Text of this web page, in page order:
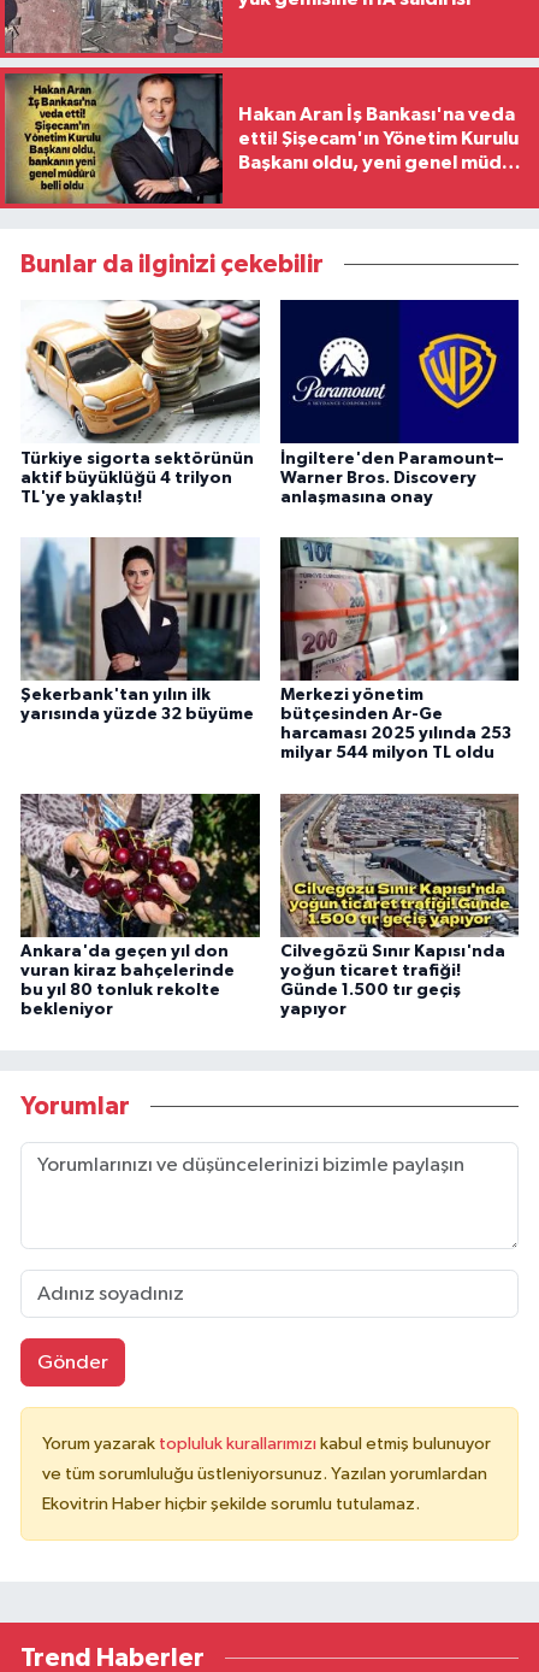
Hakan Aran İş Bankası'na veda
etti! Şişecam'ın Yönetim Kurulu
Başkanı oldu, yeni genel müdür
Bunlar da ilginizi çekebilir
Türkiye sigorta sektörünün
aktif büyüklüğü 4 trilyon
TL'ye yaklaştı!
İngiltere'den Paramount–
Warner Bros. Discovery
anlaşmasına onay
Şekerbank'tan yılın ilk
yarısında yüzde 32 büyüme
Merkezi yönetim
bütçesinden Ar-Ge
harcaması 2025 yılında 253
milyar 544 milyon TL oldu
Ankara'da geçen yıl don
vuran kiraz bahçelerinde
bu yıl 80 tonluk rekolte
bekleniyor
Cilvegözü Sınır Kapısı'nda
yoğun ticaret trafiği!
Günde 1.500 tır geçiş
yapıyor
Yorumlar
Gönder
Yorum yazarak topluluk kurallarımızı kabul etmiş bulunuyor
ve tüm sorumluluğu üstleniyorsunuz. Yazılan yorumlardan
Ekovitrin Haber hiçbir şekilde sorumlu tutulamaz.
Trend Haberler